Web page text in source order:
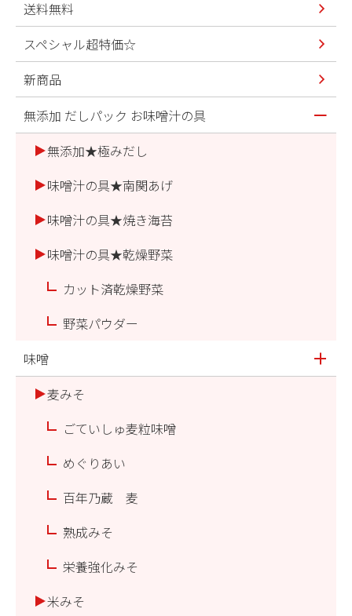
送料無料
スペシャル超特価☆
新商品
無添加 だしパック お味噌汁の具
無添加★極みだし
味噌汁の具★南関あげ
味噌汁の具★焼き海苔
味噌汁の具★乾燥野菜
カット済乾燥野菜
野菜パウダー
味噌
麦みそ
ごていしゅ麦粒味噌
めぐりあい
百年乃蔵 麦
熟成みそ
栄養強化みそ
米みそ